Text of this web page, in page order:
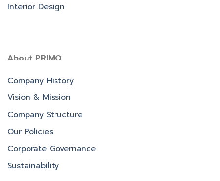
Interior Design
About PRIMO
Company History
Vision & Mission
Company Structure
Our Policies
Corporate Governance
Sustainability